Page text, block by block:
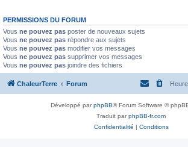
PERMISSIONS DU FORUM
Vous ne pouvez pas poster de nouveaux sujets
Vous ne pouvez pas répondre aux sujets
Vous ne pouvez pas modifier vos messages
Vous ne pouvez pas supprimer vos messages
Vous ne pouvez pas joindre des fichiers
ChaleurTerre Forum
Développé parphpBB® Forum Software ©
Traduit parphpBB-fr.com
Confidentialité | Conditions